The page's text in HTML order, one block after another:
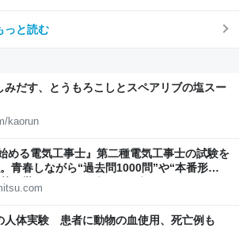
っと読む
みだす、とうもろこしとスペアリブの塩スー
kaorun
める電気工事士』第二種電気工事士の試験を
青春しながら“過去問1000問”や“本番形式
に学べるノベルゲーム | ゲーム・エンタメ
人体実験 患者に動物の血使用、死亡例も